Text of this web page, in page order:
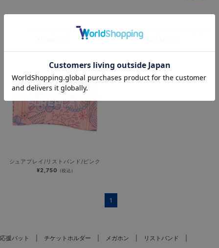
ラバーバンド/BART シュアプレイ/リストバンド/ブルー
シュアプレイ/リストバンド/ピンク
¥2,750 (税込)
1
応援バット チケットホルダー メガホン リストバンド